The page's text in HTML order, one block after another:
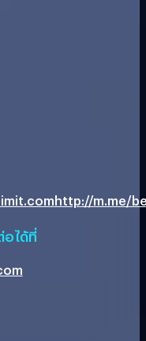
http://m.me/
ได้ที่